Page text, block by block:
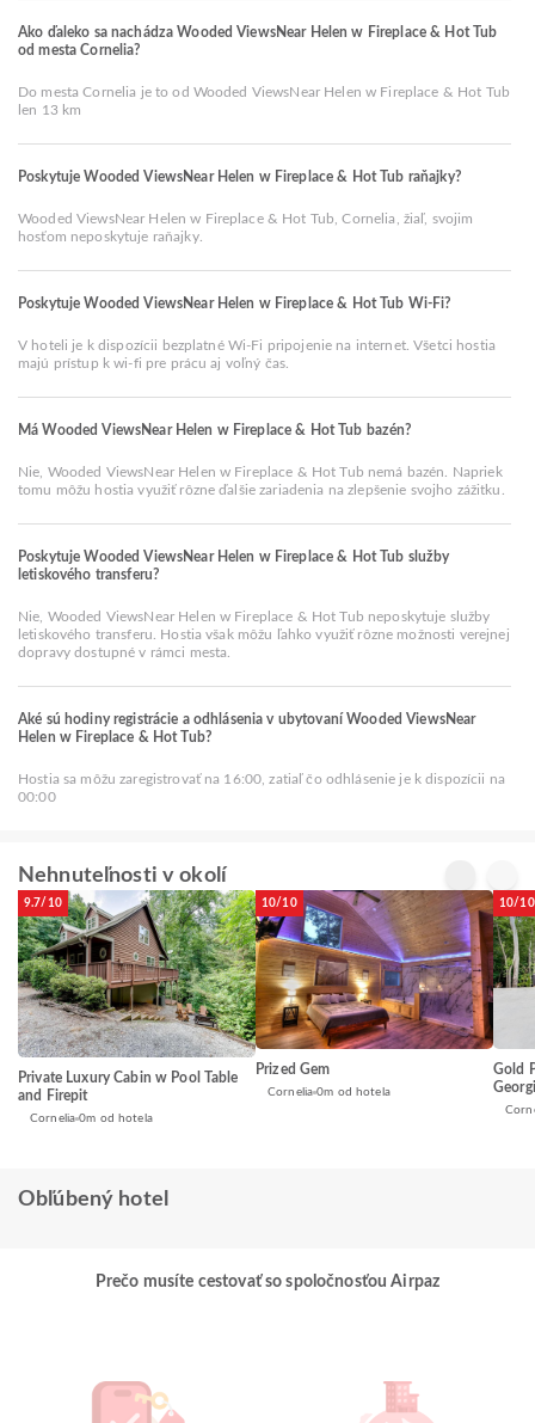
Ako ďaleko sa nachádza Wooded ViewsNear Helen w Fireplace & Hot Tub
od mesta Cornelia?
Do mesta Cornelia je to od Wooded ViewsNear Helen w Fireplace & Hot Tub
len 13 km
Poskytuje Wooded ViewsNear Helen w Fireplace & Hot Tub raňajky?
Wooded ViewsNear Helen w Fireplace & Hot Tub, Cornelia, žiaľ, svojim
hosťom neposkytuje raňajky.
Poskytuje Wooded ViewsNear Helen w Fireplace & Hot Tub Wi-Fi?
V hoteli je k dispozícii bezplatné Wi-Fi pripojenie na internet. Všetci hostia
majú prístup k wi-fi pre prácu aj voľný čas.
Má Wooded ViewsNear Helen w Fireplace & Hot Tub bazén?
Nie, Wooded ViewsNear Helen w Fireplace & Hot Tub nemá bazén. Napriek
tomu môžu hostia využiť rôzne ďalšie zariadenia na zlepšenie svojho zážitku.
Poskytuje Wooded ViewsNear Helen w Fireplace & Hot Tub služby
letiskového transferu?
Nie, Wooded ViewsNear Helen w Fireplace & Hot Tub neposkytuje služby
letiskového transferu. Hostia však môžu ľahko využiť rôzne možnosti verejnej
dopravy dostupné v rámci mesta.
Aké sú hodiny registrácie a odhlásenia v ubytovaní Wooded ViewsNear
Helen w Fireplace & Hot Tub?
Hostia sa môžu zaregistrovať na 16:00, zatiaľ čo odhlásenie je k dispozícii na
00:00
Nehnuteľnosti v okolí
9.7/10
Private Luxury Cabin w Pool Table
and Firepit
Cornelia 0m od hotela
10/10
Prized Gem
Cornelia 0m od hotela
10/10
Gold
Obľúbený hotel
Prečo musíte cestovať so spoločnosťou Airpaz